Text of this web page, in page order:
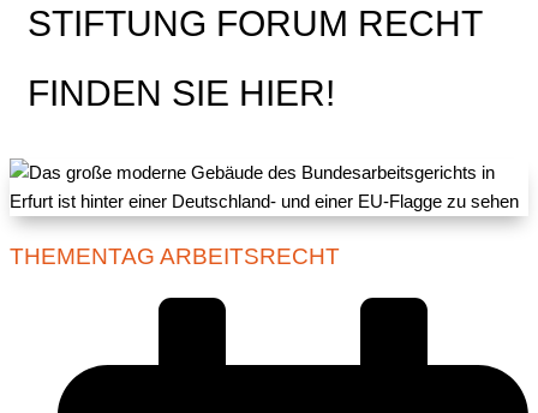
STIFTUNG FORUM RECHT
FINDEN SIE HIER!
THEMENTAG ARBEITSRECHT